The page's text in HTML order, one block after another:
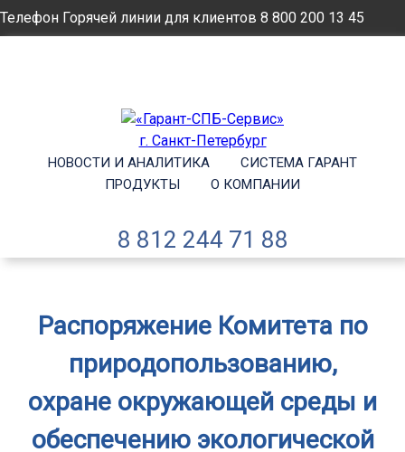
Телефон Горячей линии для клиентов 8 800 200 13 45
НОВОСТИ И АНАЛИТИКА
СИСТЕМА ГАРАНТ
ПРОДУКТЫ
О КОМПАНИИ
8 812 244 71 88
Распоряжение Комитета по
природопользованию,
охране окружающей среды и
обеспечению экологической